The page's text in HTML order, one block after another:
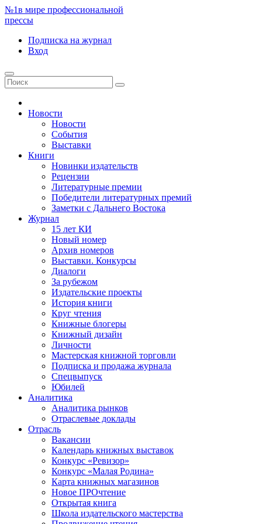
№1в мире профессиональной
прессы
Подписка на журнал
Вход
Новости
Новости
События
Выставки
Книги
Новинки издательств
Рецензии
Литературные премии
Победители литературных премий
Заметки с Дальнего Востока
Журнал
15 лет КИ
Новый номер
Архив номеров
Выставки. Конкурсы
Диалоги
За рубежом
Издательские проекты
История книги
Круг чтения
Книжные блогеры
Книжный дизайн
Личности
Мастерская книжной торговли
Подписка и продажа журнала
Спецвыпуск
Юбилей
Аналитика
Аналитика рынков
Отраслевые доклады
Отрасль
Вакансии
Календарь книжных выставок
Конкурс «Ревизор»
Конкурс «Малая Родина»
Карта книжных магазинов
Новое ПРОчтение
Открытая книга
Школа издательского мастерства